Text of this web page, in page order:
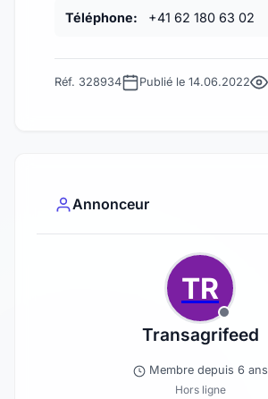
Téléphone: +41 62 180 63 02
Réf. 328934 Publié le 14.06.2022
Annonceur
TR
Transagrifeed
Membre depuis 6 ans
Hors ligne